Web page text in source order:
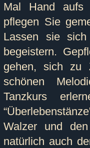
Mal Hand aufs
pflegen Sie
Lassen sie
begeistern.
gehen, sich zu
schönen
Tanzkurs
Walzer und
natürlich auch